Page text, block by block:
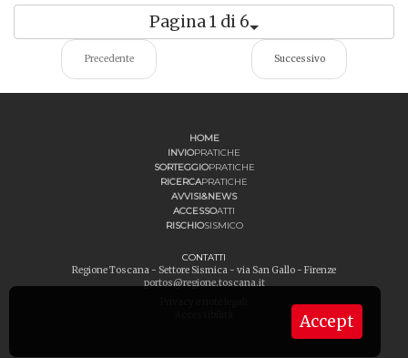
Pagina 1 di 6
Precedente Successivo
Accept
HOME
INVIOPRATICHE
SORTEGGIOPRATICHE
RICERCAPRATICHE
AVVISI&NEWS
ACCESSOATTI
RISCHIOSISMICO
CONTATTI
Regione Toscana - Settore Sismica - via San Gallo - Firenze
portos@regione.toscana.it